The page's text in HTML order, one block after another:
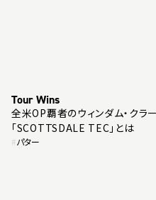
Tour Wins
全米OP覇者のウィンダム・ク
「SCOTTSDALE TEC」とは
#パター